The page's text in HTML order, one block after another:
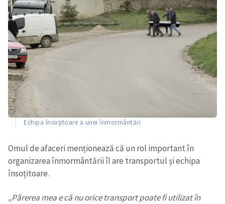
Echipa însoțitoare a unei înmormântări
Omul de afaceri menționează că un rol important în
organizarea înmormântării îl are transportul și echipa
însoțitoare.
„Părerea mea e că nu orice transport poate fi utilizat în